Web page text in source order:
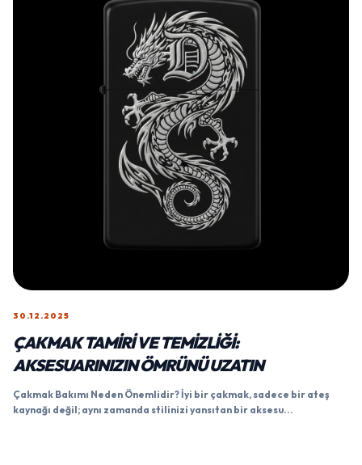
30.12.2025
ÇAKMAK TAMIRI VE TEMIZLIĞI:
AKSESUARINIZIN ÖMRÜNÜ UZATIN
Çakmak Bakımı Neden Önemlidir? İyi bir çakmak, sadece bir ateş
kaynağı değil; aynı zamanda stilinizi yansıtan bir aksesu...